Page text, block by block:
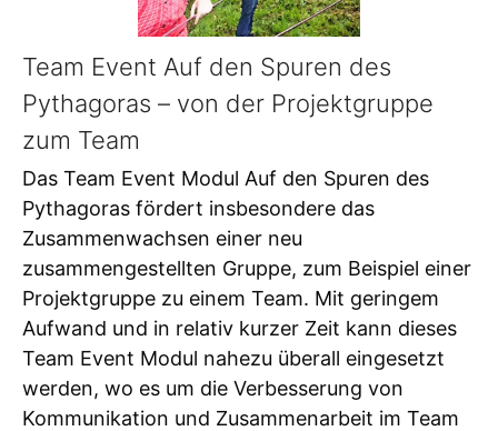
Team Event Auf den Spuren des
Pythagoras – von der Projektgruppe
zum Team
Das Team Event Modul Auf den Spuren des
Pythagoras fördert insbesondere das
Zusammenwachsen einer neu
zusammengestellten Gruppe, zum Beispiel einer
Projektgruppe zu einem Team. Mit geringem
Aufwand und in relativ kurzer Zeit kann dieses
Team Event Modul nahezu überall eingesetzt
werden, wo es um die Verbesserung von
Kommunikation und Zusammenarbeit im Team